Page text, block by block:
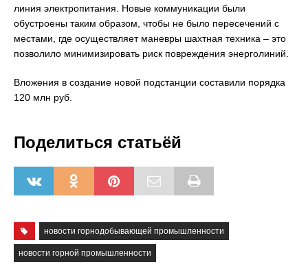
линия электропитания. Новые коммуникации были
обустроены таким образом, чтобы не было пересечений с
местами, где осуществляет маневры шахтная техника – это
позволило минимизировать риск повреждения энерголиний.
Вложения в создание новой подстанции составили порядка
120 млн руб.
Поделиться статьёй
новости горнодобывающей промышленности
новости горной промышленности